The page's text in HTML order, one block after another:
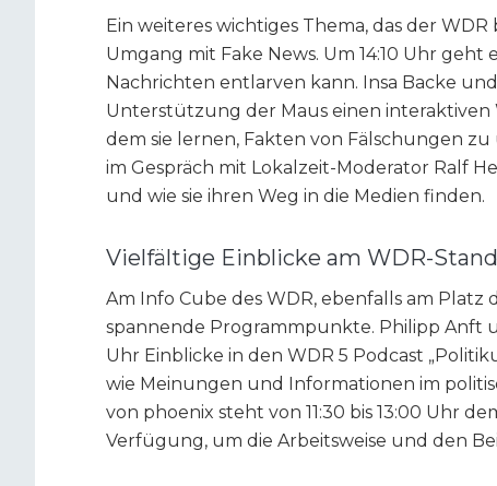
Ein weiteres wichtiges Thema, das der
Umgang mit Fake News. Um 14:10 Uhr
Nachrichten entlarven kann. Insa Backe
Unterstützung der Maus einen
dem sie lernen, Fakten von Fälschungen
im Gespräch mit Lokalzeit-Moderator Ralf
und wie sie ihren Weg in die Medien finden.
Vielfältige Einblicke am WDR-Stand
Am Info Cube des WDR, ebenfalls am
spannende Programmpunkte. Philipp Anft
Uhr Einblicke in den WDR 5 Podcast
wie Meinungen und Informationen im
von phoenix steht von 11:30 bis 13:00 Uhr
Verfügung, um die Arbeitsweise und den